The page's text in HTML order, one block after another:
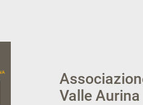
Valle Aurina